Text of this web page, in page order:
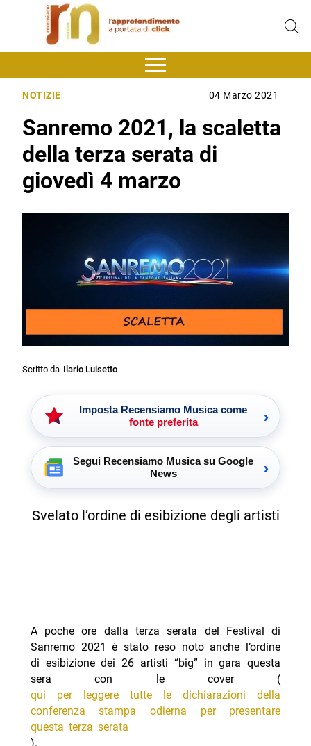
NOTIZIE 04 Marzo 2021
Sanremo 2021, la scaletta
della terza serata di
giovedì 4 marzo
Scritto da Ilario Luisetto
Imposta Recensiamo Musica come
fonte preferita
›
Segui Recensiamo Musica su Google
News
›
Svelato l’ordine di esibizione degli artisti
A poche ore dalla terza serata del Festival di
Sanremo 2021 è stato reso noto anche l’ordine
di esibizione dei 26 artisti “big” in gara questa
sera con le cover (
qui per leggere tutte le dichiarazioni della
conferenza stampa odierna per presentare
questa terza serata
).